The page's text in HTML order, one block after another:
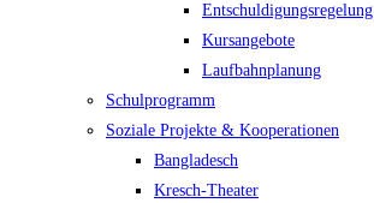
Entschuldigungsregelung
Kursangebote
Laufbahnplanung
Schulprogramm
Soziale Projekte & Kooperationen
Bangladesch
Kresch-Theater